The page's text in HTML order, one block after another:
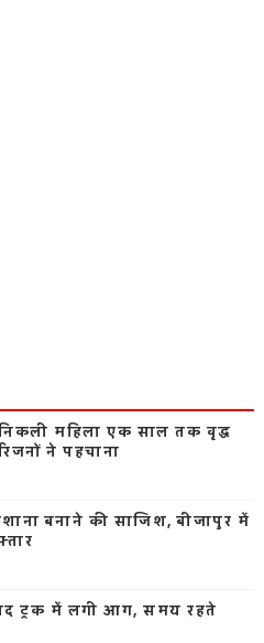
महिला एक साल तक वृद्ध
ने पहचाना
बनाने की साजिश, बीजापुर में
ट्रक में लगी आग, समय रहते